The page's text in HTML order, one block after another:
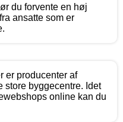
du forvente en høj
ansatte som er
er producenter af
store byggecentre. Idet
online kan du